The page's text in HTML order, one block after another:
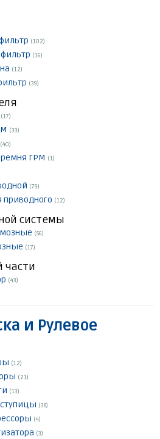
(102)
(16)
(12)
(39)
(17)
(33)
(40)
ГРМ (1)
(79)
приводного (12)
системы
(56)
(17)
части
(43)
и Рулевое
(12)
(21)
(13)
(38)
(4)
(3)